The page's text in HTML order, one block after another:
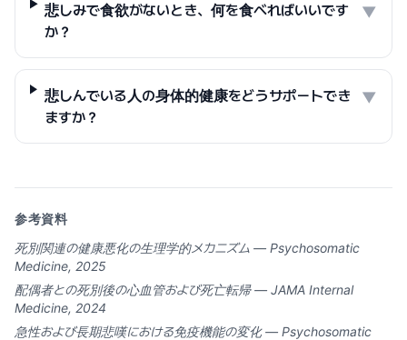
悲しみで食欲がないとき、何を食べればいいです
か？
▼
悲しんでいる人の身体的健康をどうサポートでき
ますか？
▼
参考資料
死別関連の健康悪化の生理学的メカニズム — Psychosomatic
Medicine, 2025
配偶者との死別後の心血管および死亡転帰 — JAMA Internal
Medicine, 2024
急性および長期悲嘆における免疫機能の変化 — Psychosomatic